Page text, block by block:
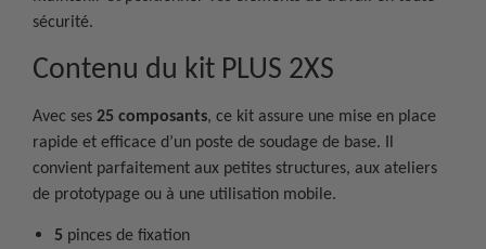
sécurité.
Contenu du kit PLUS 2XS
Avec ses 25 composants, ce kit assure une mise en place
rapide et efficace d’un poste de soudage de base. Il
convient parfaitement aux petites structures, aux ateliers
de prototypage ou à une utilisation mobile.
5 pinces de fixation